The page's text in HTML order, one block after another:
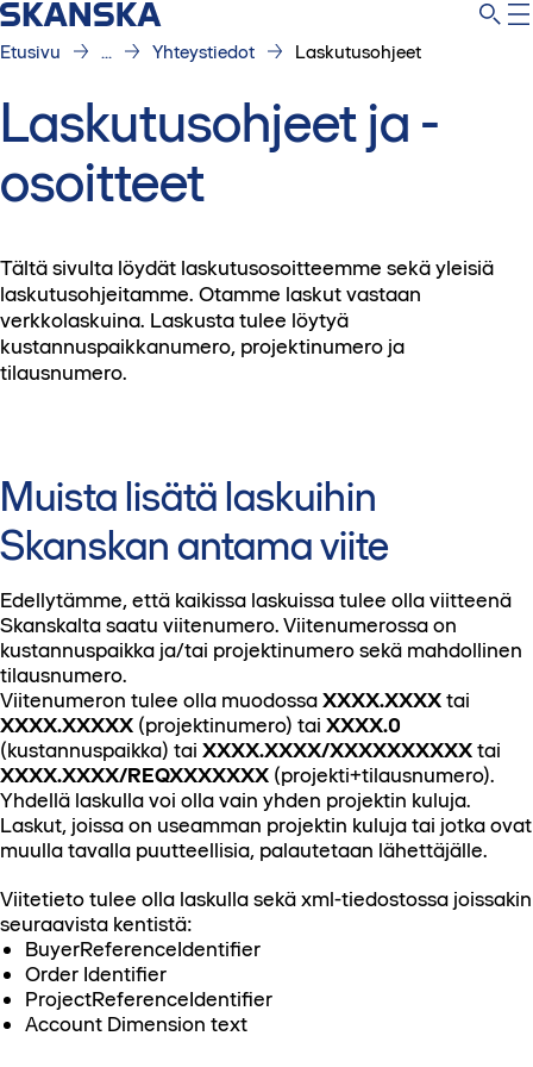
Etusivu ... Yhteystiedot Laskutusohjeet
Laskutusohjeet ja -
osoitteet
Tältä sivulta löydät laskutusosoitteemme sekä yleisiä
laskutusohjeitamme. Otamme laskut vastaan
verkkolaskuina. Laskusta tulee löytyä
kustannuspaikkanumero, projektinumero ja
tilausnumero.
Muista lisätä laskuihin
Skanskan antama viite
Edellytämme, että kaikissa laskuissa tulee olla viitteenä
Skanskalta saatu viitenumero. Viitenumerossa on
kustannuspaikka ja/tai projektinumero sekä mahdollinen
tilausnumero.
Viitenumeron tulee olla muodossaXXXX.XXXXtai
XXXX.XXXXX (projektinumero) tai XXXX.0
(kustannuspaikka) tai XXXX.XXXX/XXXXXXXXXXtai
XXXX.XXXX/REQXXXXXXX (projekti+tilausnumero).
Yhdellä laskulla voi olla vain yhden projektin kuluja.
Laskut, joissa on useamman projektin kuluja tai jotka ovat
muulla tavalla puutteellisia, palautetaan lähettäjälle.
Viitetieto tulee olla laskulla sekä xml-tiedostossa joissakin
seuraavista kentistä:
BuyerReferenceIdentifier
Order Identifier
ProjectReferenceIdentifier
Account Dimension text